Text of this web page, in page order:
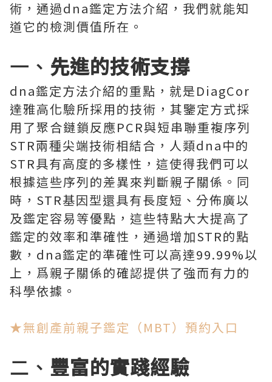
術，通過dna鑑定方法介紹，我們就能知
道它的檢測價值所在。
一、 先進的技術支撐
dna鑑定方法介紹的重點，就是DiagCor
達雅高化驗所採用的技術，其鑒定方式採
用了聚合鏈鎖反應PCR與短串聯重複序列
STR兩種尖端技術相結合，人類dna中的
STR具有高度的多樣性，這使得我們可以
根據這些序列的差異來判斷親子關係。同
時，STR基因型還具有長度短、分佈廣以
及鑑定容易等優點，這些特點大大提高了
鑑定的效率和準確性，通過增加STR的點
數，dna鑑定的準確性可以高達99.99%以
上，爲親子關係的確認提供了強而有力的
科學依據。
★無創產前親子鑑定（MBT）預約入口
二、 豐富的實踐經驗